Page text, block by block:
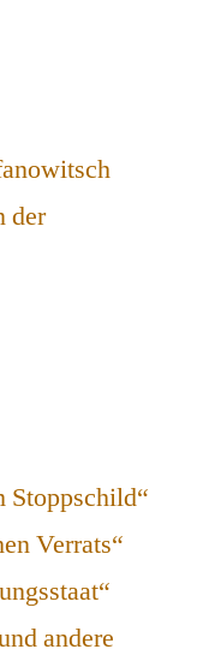
der
Stoppschild“
Verrats“
andere